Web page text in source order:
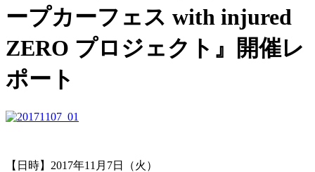
ープカーフェス with injured
ZERO プロジェクト』開催レ
ポート
【日時】2017年11月7日（火）